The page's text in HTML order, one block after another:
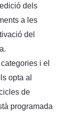
dels
a les
del
i el
opta al
de
programada